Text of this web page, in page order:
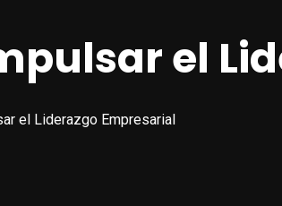
el
el Liderazgo Empresarial